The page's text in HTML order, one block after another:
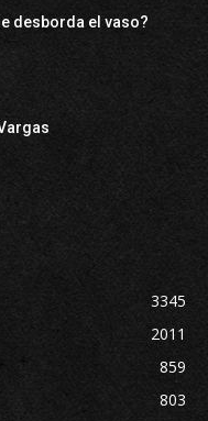
desborda el vaso?
3345
2011
859
803